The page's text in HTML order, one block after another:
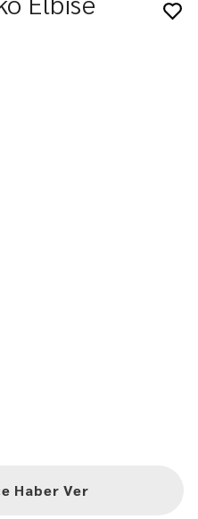
Haber Ver